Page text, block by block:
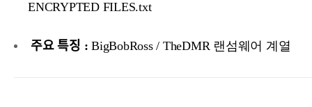
ENCRYPTED FILES.txt
주요 특징 : BigBobRoss / TheDMR 랜섬웨어 계열